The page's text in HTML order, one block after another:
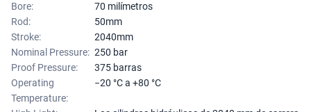
Bore:
70 milímetros
Rod:
50mm
Stroke:
2040mm
Nominal Pressure: 250 bar
Proof Pressure:
375 barras
Operating
Temperature:
−20 °C a +80 °C